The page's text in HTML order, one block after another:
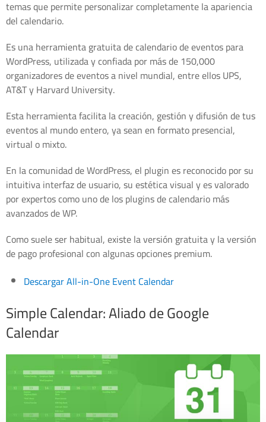
temas que permite personalizar completamente la apariencia
del calendario.
Es una herramienta gratuita de calendario de eventos para
WordPress, utilizada y confiada por más de 150,000
organizadores de eventos a nivel mundial, entre ellos UPS,
AT&T y Harvard University.
Esta herramienta facilita la creación, gestión y difusión de tus
eventos al mundo entero, ya sean en formato presencial,
virtual o mixto.
En la comunidad de WordPress, el plugin es reconocido por su
intuitiva interfaz de usuario, su estética visual y es valorado
por expertos como uno de los plugins de calendario más
avanzados de WP.
Como suele ser habitual, existe la versión gratuita y la versión
de pago profesional con algunas opciones premium.
Descargar All-in-One Event Calendar
Simple Calendar: Aliado de Google
Calendar